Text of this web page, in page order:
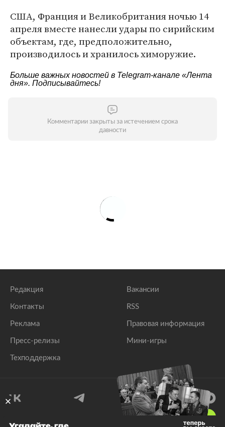
США, Франция и Великобритания ночью 14
апреля вместе нанесли удары по сирийским
объектам, где, предположительно,
производилось и хранилось химоружие.
Больше важных новостей в Telegram-канале «Лента
дня». Подписывайтесь!
Комментарии закрыты за истечением срока
давности
Редакция
Контакты
Реклама
Пресс-релизы
Техподдержка
Вакансии
RSS
Правовая информация
Мини-игры